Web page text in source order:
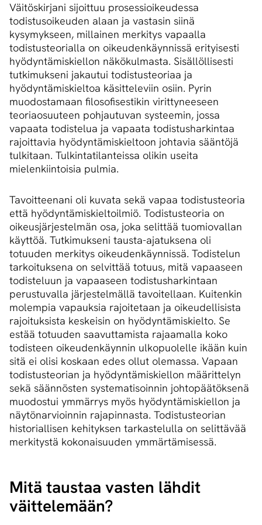
Väitöskirjani sijoittuu prosessioikeudessa
todistusoikeuden alaan ja vastasin siinä
kysymykseen, millainen merkitys vapaalla
todistusteorialla on oikeudenkäynnissä erityisesti
hyödyntämiskiellon näkökulmasta. Sisällöllisesti
tutkimukseni jakautui todistusteoriaa ja
hyödyntämiskieltoa käsitteleviin osiin. Pyrin
muodostamaan filosofisestikin virittyneeseen
teoriaosuuteen pohjautuvan systeemin, jossa
vapaata todistelua ja vapaata todistusharkintaa
rajoittavia hyödyntämiskieltoon johtavia sääntöjä
tulkitaan. Tulkintatilanteissa olikin useita
mielenkiintoisia pulmia.
Tavoitteenani oli kuvata sekä vapaa todistusteoria
että hyödyntämiskieltoilmiö. Todistusteoria on
oikeusjärjestelmän osa, joka selittää tuomiovallan
käyttöä. Tutkimukseni tausta-ajatuksena oli
totuuden merkitys oikeudenkäynnissä. Todistelun
tarkoituksena on selvittää totuus, mitä vapaaseen
todisteluun ja vapaaseen todistusharkintaan
perustuvalla järjestelmällä tavoitellaan. Kuitenkin
molempia vapauksia rajoitetaan ja oikeudellisista
rajoituksista keskeisin on hyödyntämiskielto. Se
estää totuuden saavuttamista rajaamalla koko
todisteen oikeudenkäynnin ulkopuolelle ikään kuin
sitä ei olisi koskaan edes ollut olemassa. Vapaan
todistusteorian ja hyödyntämiskiellon määrittelyn
sekä säännösten systematisoinnin johtopäätöksenä
muodostui ymmärrys myös hyödyntämiskiellon ja
näytönarvioinnin rajapinnasta. Todistusteorian
historiallisen kehityksen tarkastelulla on selittävää
merkitystä kokonaisuuden ymmärtämisessä.
Mitä taustaa vasten lähdit
väittelemään?